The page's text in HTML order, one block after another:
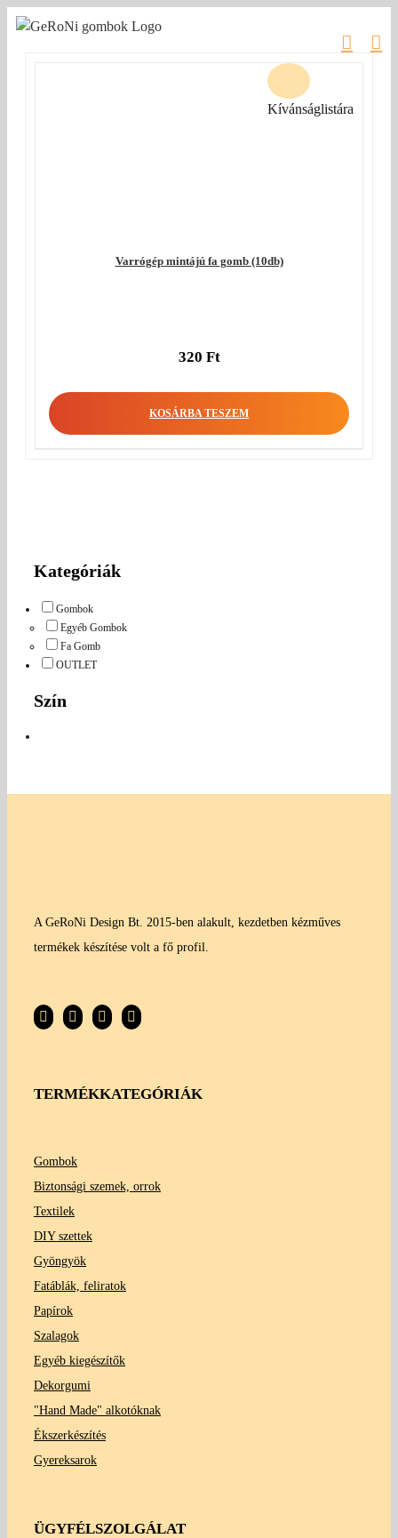
Kihagyás
Varrógép mintájú fa gomb (10db)
320 Ft
KOSÁRBA TESZEM
Kívánságlistára
Kategóriák
Gombok
Egyéb Gombok
Fa Gomb
OUTLET
Szín
A GeRoNi Design Bt. 2015-ben alakult, kezdetben kézműves
termékek készítése volt a fő profil.
TERMÉKKATEGÓRIÁK
Gombok
Biztonsági szemek, orrok
Textilek
DIY szettek
Gyöngyök
Fatáblák, feliratok
Papírok
Szalagok
Egyéb kiegészítők
Dekorgumi
"Hand Made" alkotóknak
Ékszerkészítés
Gyereksarok
ÜGYFÉLSZOLGÁLAT